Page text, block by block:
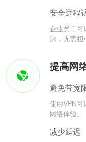
安全远程
企业员工可
源，无需担
提高网
避免带宽
使用VPN
网络体验。
减少延迟